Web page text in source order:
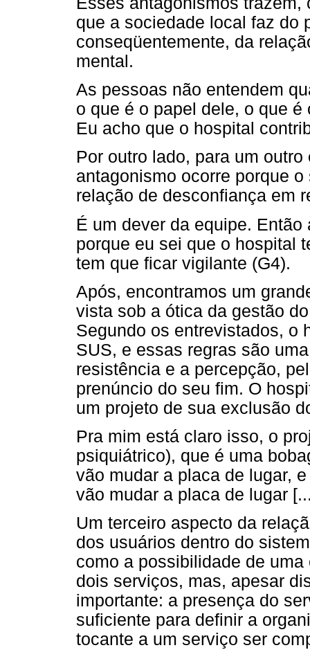
que a sociedade local faz do
conseqüentemente, da
mental.
As pessoas não entendem
o que é o papel dele, o que
Eu acho que o hospital
Por outro lado, para um
antagonismo ocorre porque
relação de desconfiança em
É um dever da equipe.
porque eu sei que o hospital
tem que ficar vigilante (G4).
Após, encontramos um
vista sob a ótica da gestão
Segundo os entrevistados, o
SUS, e essas regras são
resistência e a percepção,
prenúncio do seu fim. O
um projeto de sua exclusão
Pra mim está claro isso, o
psiquiátrico), que é uma
vão mudar a placa de lugar,
vão mudar a placa de lugar
Um terceiro aspecto da
dos usuários dentro do
como a possibilidade de
dois serviços, mas, apesar
importante: a presença do
suficiente para definir a
tocante a um serviço ser